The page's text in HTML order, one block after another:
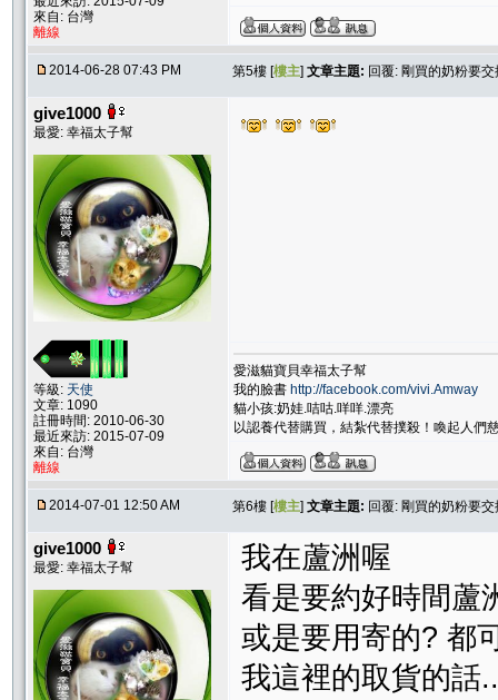
來自: 台灣
離線
2014-06-28 07:43 PM 第5樓 [樓主] 文章主題: 回覆: 剛買的奶粉要
give1000
最愛: 幸福太子幫
等級: 天使
文章: 1090
註冊時間: 2010-06-30
最近來訪: 2015-07-09
來自: 台灣
離線
愛滋貓寶貝幸福太子幫
我的臉書 http://facebook.com/vivi.Amway
貓小孩:奶娃.咭咕.咩咩.漂亮
以認養代替購買，結紮代替撲殺！喚起人們
2014-07-01 12:50 AM 第6樓 [樓主] 文章主題: 回覆: 剛買的奶粉要
give1000
最愛: 幸福太子幫
我在蘆洲喔
看是要約好時間蘆
或是要用寄的? 都
我這裡的取貨的話